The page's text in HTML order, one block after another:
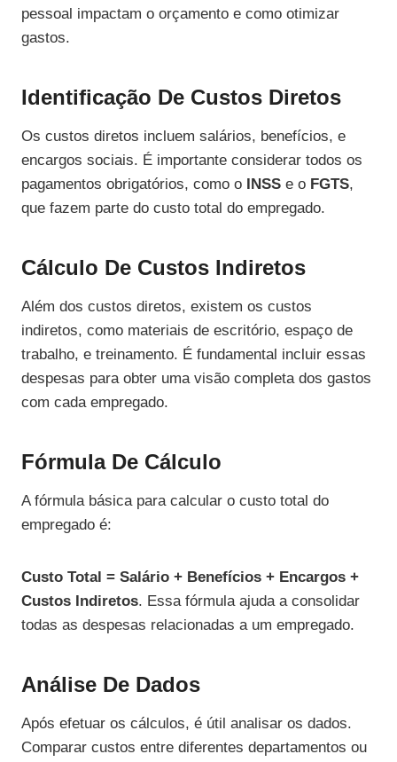
pessoal impactam o orçamento e como otimizar
gastos.
Identificação De Custos Diretos
Os custos diretos incluem salários, benefícios, e
encargos sociais. É importante considerar todos os
pagamentos obrigatórios, como o
INSS e o FGTS,
que fazem parte do custo total do empregado.
Cálculo De Custos Indiretos
Além dos custos diretos, existem os custos
indiretos, como materiais de escritório, espaço de
trabalho, e treinamento. É fundamental incluir essas
despesas para obter uma visão completa dos gastos
com cada empregado.
Fórmula De Cálculo
A fórmula básica para calcular o custo total do
empregado é:
Custo Total = Salário + Benefícios + Encargos +
Custos Indiretos. Essa fórmula ajuda a consolidar
todas as despesas relacionadas a um empregado.
Análise De Dados
Após efetuar os cálculos, é útil analisar os dados.
Comparar custos entre diferentes departamentos ou